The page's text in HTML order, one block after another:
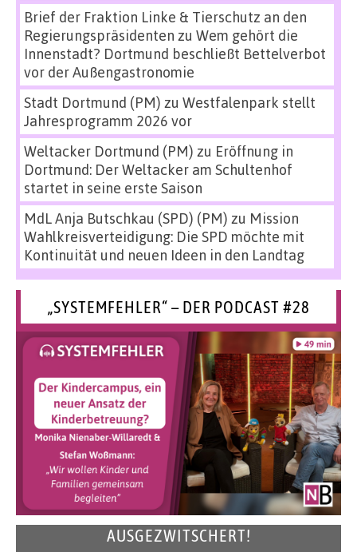
Brief der Fraktion Linke & Tierschutz an den
Regierungspräsidenten zu Wem gehört die
Innenstadt? Dortmund beschließt Bettelverbot
vor der Außengastronomie
Stadt Dortmund (PM) zu Westfalenpark stellt
Jahresprogramm 2026 vor
Weltacker Dortmund (PM) zu Eröffnung in
Dortmund: Der Weltacker am Schultenhof
startet in seine erste Saison
MdL Anja Butschkau (SPD) (PM) zu Mission
Wahlkreisverteidigung: Die SPD möchte mit
Kontinuität und neuen Ideen in den Landtag
„SYSTEMFEHLER“ – DER PODCAST #28
AUSGEZWITSCHERT!